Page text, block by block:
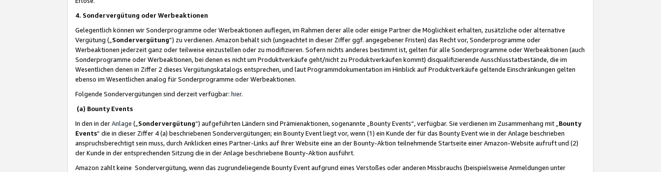
4. Sondervergütung oder Werbeaktionen
Gelegentlich können wir Sonderprogramme oder Werbeaktionen auflegen, im Rahmen derer alle oder einige Partner die Möglichkeit erhalten, zusätzliche oder alternative
Vergütung („ Sondervergütung”) zu verdienen. Amazon behält sich (ungeachtet in dieser Ziffer ggf. angegebener Fristen) das Recht vor, Sonderprogramme oder
Werbeaktionen jederzeit ganz oder teilweise einzustellen oder zu modifizieren. Sofern nichts anderes bestimmt ist, gelten für alle Sonderprogramme oder Werbeaktionen (auch
Sonderprogramme oder Werbeaktionen, bei denen es nicht um Produktverkäufe geht/nicht zu Produktverkäufen kommt) disqualifizierende Ausschlusstatbestände, die im
Wesentlichen denen in Ziffer 2 dieses Vergütungskatalogs entsprechen, und laut Programmdokumentation im Hinblick auf Produktverkäufe geltende Einschränkungen gelten
ebenso im Wesentlichen analog für Sonderprogramme oder Werbeaktionen.
Folgende Sondervergütungen sind derzeit verfügbar: hier.
(a) Bounty Events
In den in derAnlage („ Sondervergütung“) aufgeführten Ländern sind Prämienaktionen, sogenannte „Bounty Events“, verfügbar. Sie verdienen im Zusammenhang mit „ Bounty
Events“ die in dieser Ziffer 4 (a) beschriebenen Sondervergütungen; ein Bounty Event liegt vor, wenn (1) ein Kunde der für das Bounty Event wie in der Anlage beschrieben
anspruchsberechtigt sein muss, durch Anklicken eines Partner-Links auf Ihrer Website eine an der Bounty-Aktion teilnehmende Startseite einer Amazon-Website aufruft und (2)
der Kunde in der entsprechenden Sitzung die in der Anlage beschriebene Bounty-Aktion ausführt.
Amazon zahlt keine Sondervergütung, wenn das zugrundeliegende Bounty Event aufgrund eines Verstoßes oder anderen Missbrauchs (beispielsweise Anmeldungen unter